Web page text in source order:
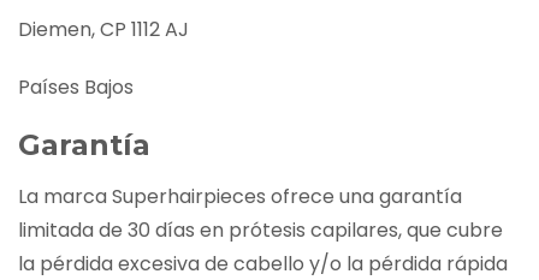
Diemen, CP 1112 AJ
Países Bajos
Garantía
La marca Superhairpieces ofrece una garantía
limitada de 30 días en prótesis capilares, que cubre
la pérdida excesiva de cabello y/o la pérdida rápida